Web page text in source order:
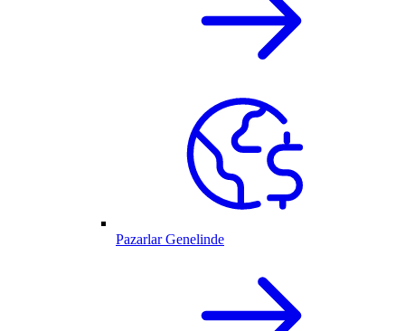
Pazarlar Genelinde